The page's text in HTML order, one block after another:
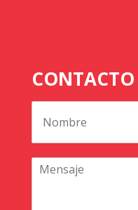
CONTACTO